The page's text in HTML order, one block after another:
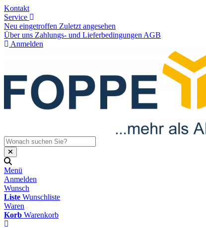
Kontakt
Service
Neu eingetroffen Zuletzt angesehen
Über uns Zahlungs- und Lieferbedingungen AGB
Anmelden
Menü
Anmelden
Wunsch
Liste Wunschliste
Waren
Korb Warenkorb